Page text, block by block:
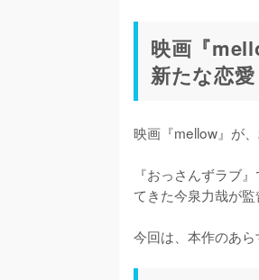
映画『
新たな恋
映画『mellow』が
『おっさんずラブ
てきた今泉力哉が監
今回は、本作のあ